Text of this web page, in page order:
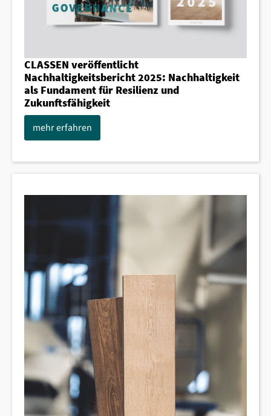
CLASSEN veröffentlicht
Nachhaltigkeitsbericht 2025: Nachhaltigkeit
als Fundament für Resilienz und
Zukunftsfähigkeit
mehr erfahren